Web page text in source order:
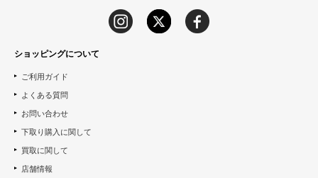
ショッピングについて
ご利用ガイド
よくある質問
お問い合わせ
下取り購入に関して
買取に関して
店舗情報